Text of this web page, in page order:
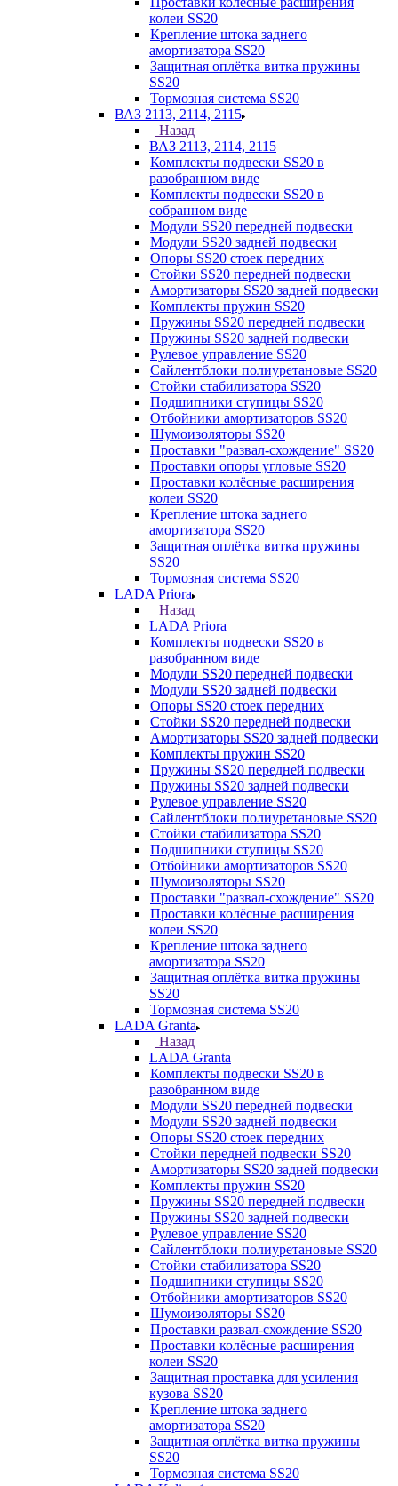
колеи SS20
Крепление штока заднего
амортизатора SS20
Защитная оплётка витка пружины
SS20
Тормозная система SS20
ВАЗ 2113, 2114, 2115
Назад
ВАЗ 2113, 2114, 2115
Комплекты подвески SS20 в
разобранном виде
Комплекты подвески SS20 в
собранном виде
Модули SS20 передней подвески
Модули SS20 задней подвески
Опоры SS20 стоек передних
Стойки SS20 передней подвески
Амортизаторы SS20 задней подвески
Комплекты пружин SS20
Пружины SS20 передней подвески
Пружины SS20 задней подвески
Рулевое управление SS20
Сайлентблоки полиуретановые SS20
Стойки стабилизатора SS20
Подшипники ступицы SS20
Отбойники амортизаторов SS20
Шумоизоляторы SS20
Проставки "развал-схождение" SS20
Проставки опоры угловые SS20
Проставки колёсные расширения
колеи SS20
Крепление штока заднего
амортизатора SS20
Защитная оплётка витка пружины
SS20
Тормозная система SS20
LADA Priora
Назад
LADA Priora
Комплекты подвески SS20 в
разобранном виде
Модули SS20 передней подвески
Модули SS20 задней подвески
Опоры SS20 стоек передних
Стойки SS20 передней подвески
Амортизаторы SS20 задней подвески
Комплекты пружин SS20
Пружины SS20 передней подвески
Пружины SS20 задней подвески
Рулевое управление SS20
Сайлентблоки полиуретановые SS20
Стойки стабилизатора SS20
Подшипники ступицы SS20
Отбойники амортизаторов SS20
Шумоизоляторы SS20
Проставки "развал-схождение" SS20
Проставки колёсные расширения
колеи SS20
Крепление штока заднего
амортизатора SS20
Защитная оплётка витка пружины
SS20
Тормозная система SS20
LADA Granta
Назад
LADA Granta
Комплекты подвески SS20 в
разобранном виде
Модули SS20 передней подвески
Модули SS20 задней подвески
Опоры SS20 стоек передних
Стойки передней подвески SS20
Амортизаторы SS20 задней подвески
Комплекты пружин SS20
Пружины SS20 передней подвески
Пружины SS20 задней подвески
Рулевое управление SS20
Сайлентблоки полиуретановые SS20
Стойки стабилизатора SS20
Подшипники ступицы SS20
Отбойники амортизаторов SS20
Шумоизоляторы SS20
Проставки развал-схождение SS20
Проставки колёсные расширения
колеи SS20
Защитная проставка для усиления
кузова SS20
Крепление штока заднего
амортизатора SS20
Защитная оплётка витка пружины
SS20
Тормозная система SS20